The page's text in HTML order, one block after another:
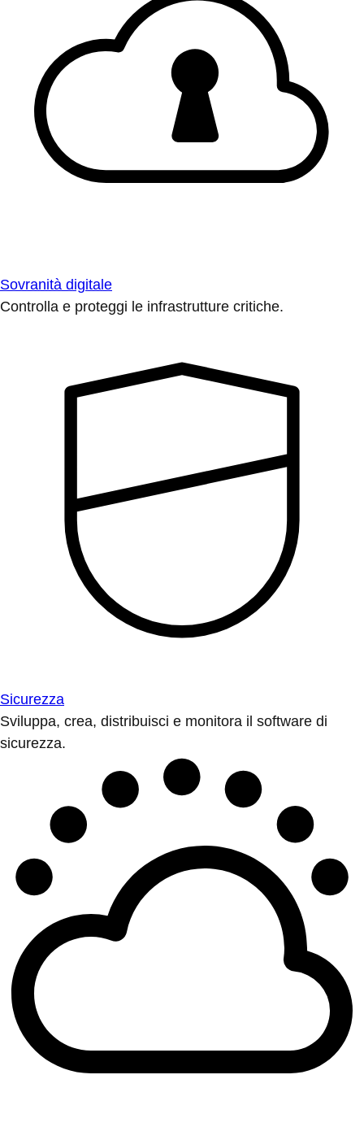
Sovranità digitale
Controlla e proteggi le infrastrutture critiche.
Sicurezza
Sviluppa, crea, distribuisci e monitora il software di
sicurezza.